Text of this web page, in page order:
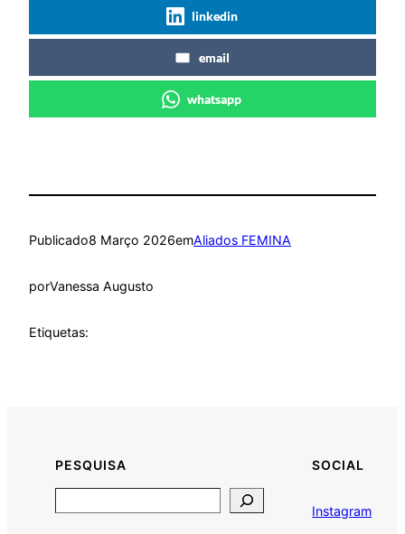
linkedin
email
whatsapp
Publicado8 Março 2026emAliados FEMINA
porVanessa Augusto
Etiquetas:
PESQUISA SOCIAL
Instagram